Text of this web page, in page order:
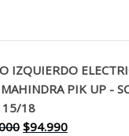
IZQUIERDO
PIK UP -
15/18
El
$94.990El